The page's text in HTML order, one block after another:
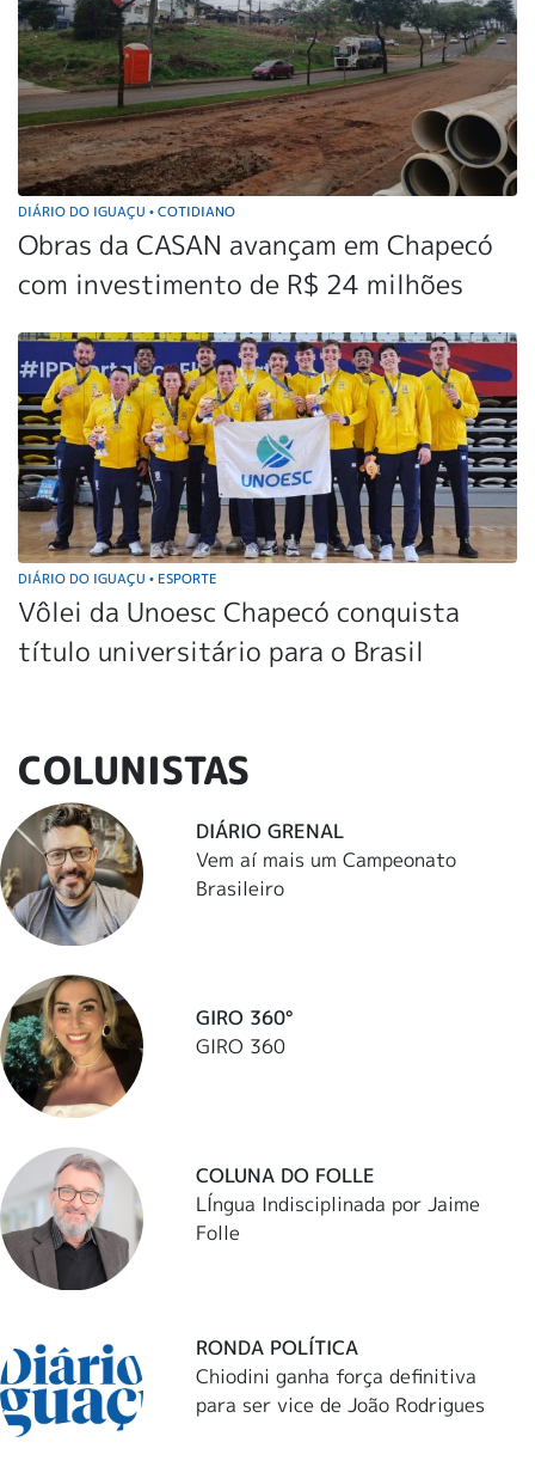
DIÁRIO DO IGUAÇU • COTIDIANO
Obras da CASAN avançam em Chapecó
com investimento de R$ 24 milhões
DIÁRIO DO IGUAÇU • ESPORTE
Vôlei da Unoesc Chapecó conquista
título universitário para o Brasil
COLUNISTAS
DIÁRIO GRENAL
Vem aí mais um Campeonato
Brasileiro
GIRO 360°
GIRO 360
COLUNA DO FOLLE
LÍngua Indisciplinada por Jaime
Folle
RONDA POLÍTICA
Chiodini ganha força definitiva
para ser vice de João Rodrigues